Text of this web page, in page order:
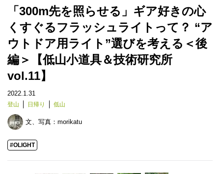
「300m先を照らせる」ギア好きの心
くすぐるフラッシュライトって？ “ア
ウトドア用ライト”選びを考える＜後
編＞【低山小道具＆技術研究所
vol.11】
2022.1.31
登山 日帰り 低山
文、写真： morikatu
#OLIGHT